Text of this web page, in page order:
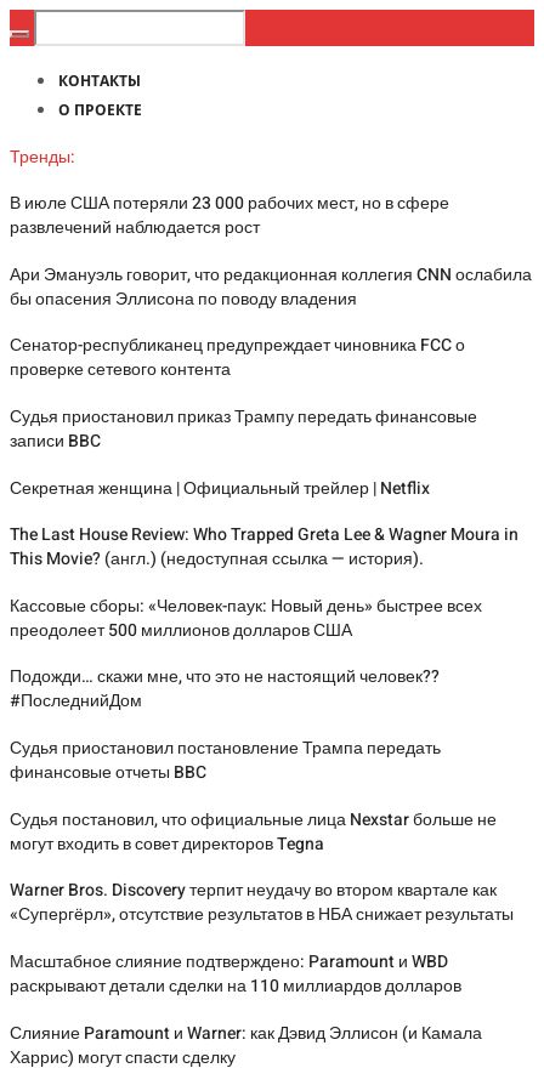
КОНТАКТЫ
О ПРОЕКТЕ
Тренды:
В июле США потеряли 23 000 рабочих мест, но в сфере
развлечений наблюдается рост
Ари Эмануэль говорит, что редакционная коллегия CNN ослабила
бы опасения Эллисона по поводу владения
Сенатор-республиканец предупреждает чиновника FCC о
проверке сетевого контента
Судья приостановил приказ Трампу передать финансовые
записи BBC
Секретная женщина | Официальный трейлер | Netflix
The Last House Review: Who Trapped Greta Lee & Wagner Moura in
This Movie? (англ.) (недоступная ссылка — история).
Кассовые сборы: «Человек-паук: Новый день» быстрее всех
преодолеет 500 миллионов долларов США
Подожди… скажи мне, что это не настоящий человек??
#ПоследнийДом
Судья приостановил постановление Трампа передать
финансовые отчеты BBC
Судья постановил, что официальные лица Nexstar больше не
могут входить в совет директоров Tegna
Warner Bros. Discovery терпит неудачу во втором квартале как
«Супергёрл», отсутствие результатов в НБА снижает результаты
Масштабное слияние подтверждено: Paramount и WBD
раскрывают детали сделки на 110 миллиардов долларов
Слияние Paramount и Warner: как Дэвид Эллисон (и Камала
Харрис) могут спасти сделку